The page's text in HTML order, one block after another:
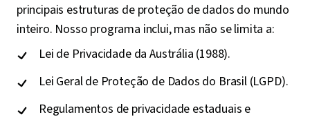
principais estruturas de proteção de dados do mundo
inteiro. Nosso programa inclui, mas não se limita a:
Lei de Privacidade da Austrália (1988).
Lei Geral de Proteção de Dados do Brasil (LGPD).
Regulamentos de privacidade estaduais e